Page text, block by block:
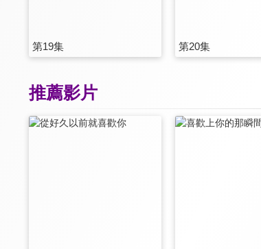
第19集 第20集
推薦影片